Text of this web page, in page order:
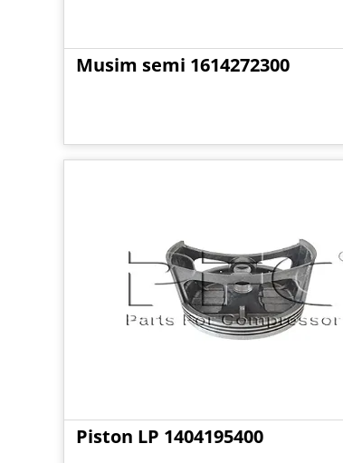
Musim semi 1614272300
Piston LP 1404195400